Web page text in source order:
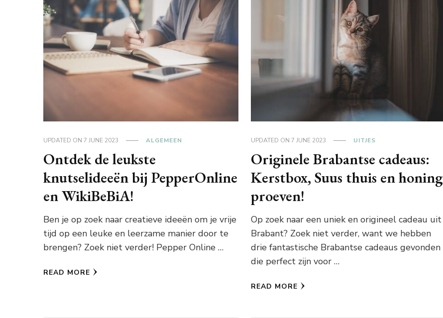
UPDATED ON7 JUNE 2023 ALGEMEEN
Ontdek de leukste
knutselideeën bij PepperOnline
en WikiBeBiA!
Ben je op zoek naar creatieve ideeën om je vrije
tijd op een leuke en leerzame manier door te
brengen? Zoek niet verder! Pepper Online …
READ MORE
UPDATED ON 7 JUNE 2023 UITJES
Originele Brabantse cadeaus:
Kerstbox, Suus thuis en honing
proeven!
Op zoek naar een uniek en origineel cadeau uit
Brabant? Zoek niet verder, want we hebben
drie fantastische Brabantse cadeaus gevonden
die perfect zijn voor …
READ MORE